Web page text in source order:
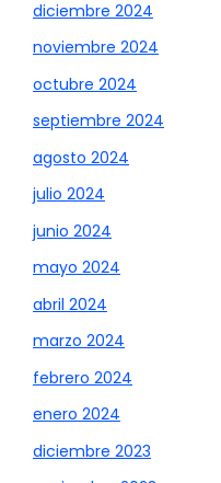
diciembre 2024
noviembre 2024
octubre 2024
septiembre 2024
agosto 2024
julio 2024
junio 2024
mayo 2024
abril 2024
marzo 2024
febrero 2024
enero 2024
diciembre 2023